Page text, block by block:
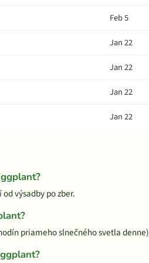
Feb 5
Jan 22
Jan 22
Jan 22
Jan 22
výsadby po zber.
priameho slnečného svetla denne)